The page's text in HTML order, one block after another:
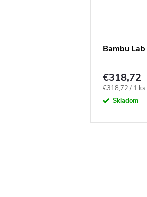
Bambu
€318,72
Jednotková
cena:
€318,72 / 1 ks
Skladom